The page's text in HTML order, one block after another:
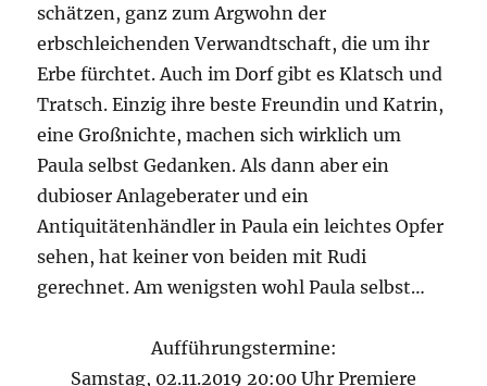
schätzen, ganz zum Argwohn der
erbschleichenden Verwandtschaft, die um ihr
Erbe fürchtet. Auch im Dorf gibt es Klatsch und
Tratsch. Einzig ihre beste Freundin und Katrin,
eine Großnichte, machen sich wirklich um
Paula selbst Gedanken. Als dann aber ein
dubioser Anlageberater und ein
Antiquitätenhändler in Paula ein leichtes Opfer
sehen, hat keiner von beiden mit Rudi
gerechnet. Am wenigsten wohl Paula selbst…
Aufführungstermine:
Samstag, 02.11.2019 20:00 Uhr Premiere